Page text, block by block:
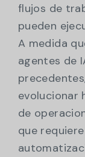
flujos de
pueden
A medida
agentes de
evolucionar
de
que